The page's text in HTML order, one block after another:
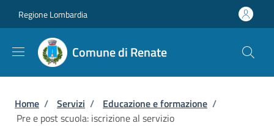
Regione Lombardia
Comune di Renate
Briciole di pane
Home / Servizi / Educazione e formazione /
Pre e post scuola: iscrizione al servizio